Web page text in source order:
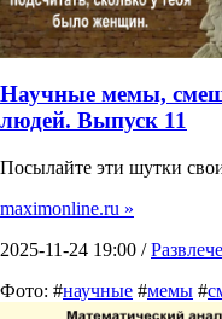
Научные мемы,
людей. Выпуск 11
Посылайте эти шутки
maximonline.ru »
2025-11-24 19:00 /
Фото: #научные #мемы #